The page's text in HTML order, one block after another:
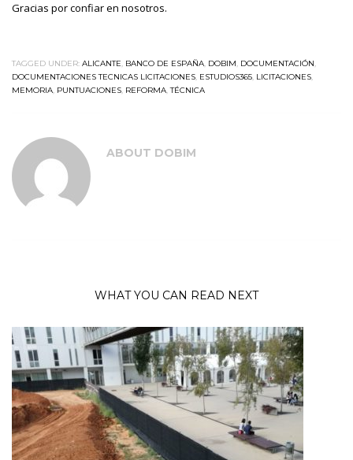
Gracias por confiar en nosotros.
TAGGED UNDER: ALICANTE, BANCO DE ESPAÑA, DOBIM, DOCUMENTACIÓN,
DOCUMENTACIONES TECNICAS LICITACIONES, ESTUDIOS365, LICITACIONES,
MEMORIA, PUNTUACIONES, REFORMA,TÉCNICA
ABOUT DOBIM
WHAT YOU CAN READ NEXT